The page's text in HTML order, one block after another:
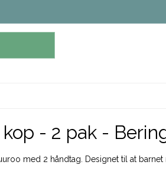
- 2 pak -
med 2 håndtag. Designet til at barnet